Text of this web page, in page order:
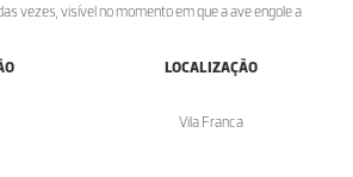
vezes, visível no momento em que a ave engole a
LOCALIZAÇÃO
Vila Franca